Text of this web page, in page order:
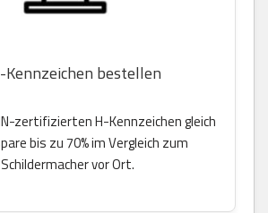
Kennzeichen bestellen
zertifizierten H-Kennzeichen gleich
bis zu 70% im Vergleich zum
Schildermacher vor Ort.